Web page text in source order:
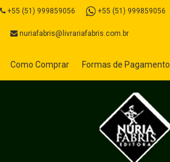
+55 (51) 999859056 +55 (51) 999859056
nuriafabris@livrariafabris.com.br
Como Comprar Formas de Pagamento